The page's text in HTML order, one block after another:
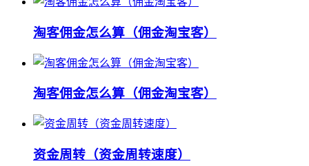
淘客佣金怎么算（佣金淘宝客）
淘客佣金怎么算（佣金淘宝客）
资金周转（资金周转速度）